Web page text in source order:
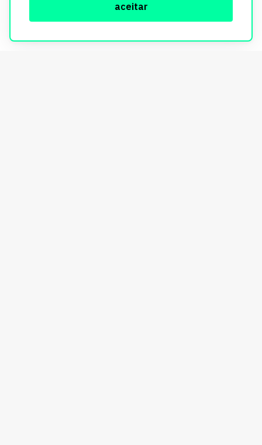
aceitar
© Copyright Imobi Report. Todos os direitos reservados.
Política de privacidade
mobister